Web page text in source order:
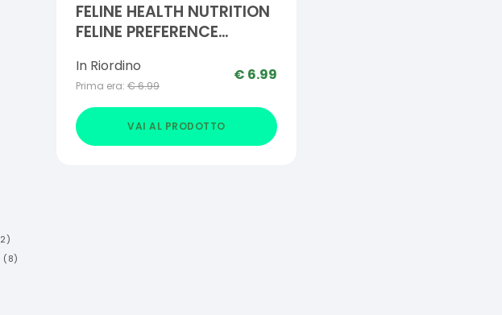
2)
(8)
FELINE HEALTH NUTRITION
FELINE PREFERENCE
In Riordino
Prima era: €6.99
€ 6.99
VAI AL PRODOTTO